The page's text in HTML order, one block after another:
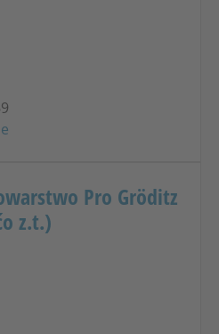
Pro Gröditz
z.t.)